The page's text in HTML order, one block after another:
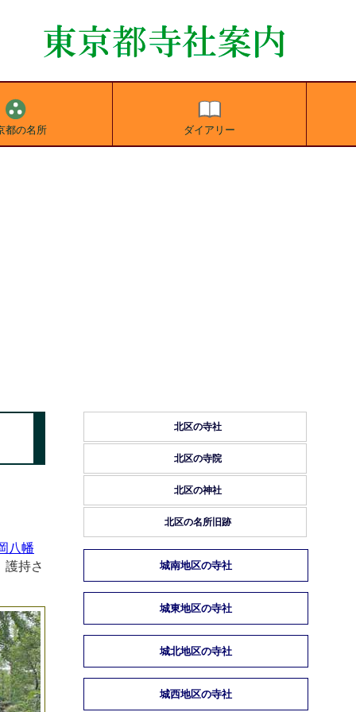
都の名所 ダイアリー
八幡
護持さ
北区の寺社
北区の寺院
北区の神社
北区の名所旧跡
城南地区の寺社
城東地区の寺社
城北地区の寺社
城西地区の寺社